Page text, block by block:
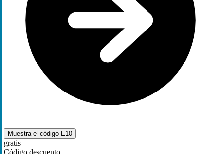
Muestra el código E10
gratis
Código descuento